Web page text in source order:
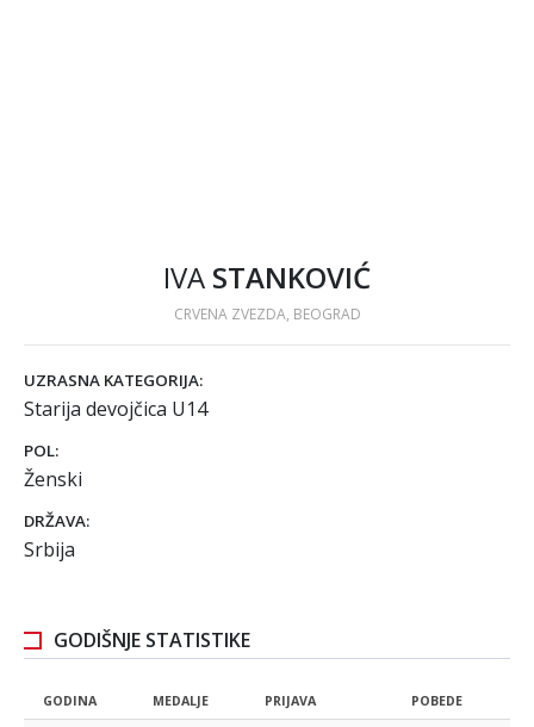
IVA STANKOVIĆ
CRVENA ZVEZDA, BEOGRAD
UZRASNA KATEGORIJA:
Starija devojčica U14
POL:
Ženski
DRŽAVA:
Srbija
GODIŠNJE STATISTIKE
GODINA MEDALJE PRIJAVA POBEDE